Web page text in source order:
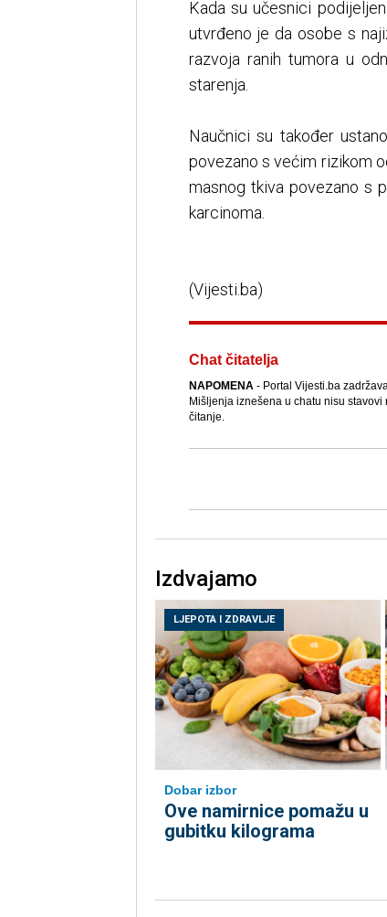
Kada su učesnici
utvrđeno je da osobe s
razvoja ranih tumora u
starenja.
Naučnici su također
povezano s većim rizikom
masnog tkiva povezano s
karcinoma.
(Vijesti.ba)
Chat čitatelja
NAPOMENA- Portal Vijesti.ba
Mišljenja iznešena u chatu nisu
čitanje.
Izdvajamo
LJEPOTA I ZDRAVLJE
Dobar izbor
Ove namirnice pomažu u
gubitku kilograma